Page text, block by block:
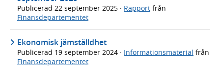
Publicerad 22 september 2025 · Rapport från
Finansdepartementet
Ekonomisk jämställdhet
Publicerad 19 september 2024 · Informationsmaterial från
Finansdepartementet